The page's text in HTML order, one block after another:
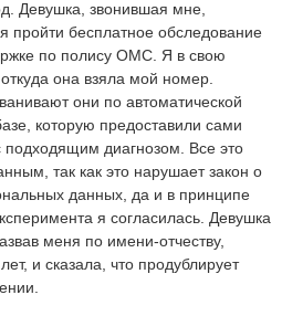
Девушка, звонившая мне,
пройти бесплатное обследование
по полису ОМС. Я в свою
она взяла мой номер.
они по автоматической
которую предоставили сами
подходящим диагнозом. Все это
так как это нарушает закон о
данных, да и в принципе
я согласилась. Девушка
меня по имени-отчеству,
и сказала, что продублирует